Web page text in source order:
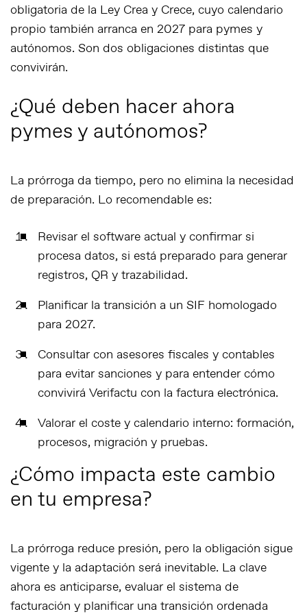
obligatoria de la Ley Crea y Crece, cuyo calendario
propio también arranca en 2027 para pymes y
autónomos. Son dos obligaciones distintas que
convivirán.
¿Qué deben hacer ahora
pymes y autónomos?
La prórroga da tiempo, pero no elimina la necesidad
de preparación. Lo recomendable es:
Revisar el software actual y confirmar si
procesa datos, si está preparado para generar
registros, QR y trazabilidad.
Planificar la transición a un SIF homologado
para 2027.
Consultar con asesores fiscales y contables
para evitar sanciones y para entender cómo
convivirá Verifactu con la factura electrónica.
Valorar el coste y calendario interno: formación,
procesos, migración y pruebas.
¿Cómo impacta este cambio
en tu empresa?
La prórroga reduce presión, pero la obligación sigue
vigente y la adaptación será inevitable. La clave
ahora es anticiparse, evaluar el sistema de
facturación y planificar una transición ordenada